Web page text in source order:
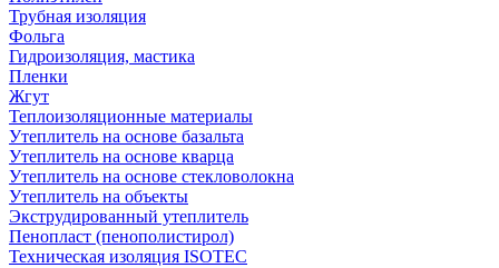
Трубная изоляция
Фольга
Гидроизоляция, мастика
Пленки
Жгут
Теплоизоляционные материалы
Утеплитель на основе базальта
Утеплитель на основе кварца
Утеплитель на основе стекловолокна
Утеплитель на объекты
Экструдированный утеплитель
Пенопласт (пенополистирол)
Техническая изоляция ISOTEC